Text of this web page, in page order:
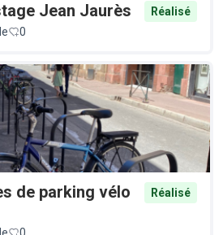
Jean Jaurès
Réalisé
0
de parking vélo
Réalisé